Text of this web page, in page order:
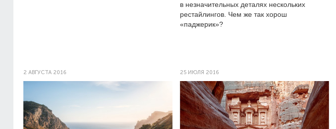
в незначительных деталях нескольких
рестайлингов. Чем же так хорош
«паджерик»?
2 АВГУСТА 2016 25 ИЮЛЯ 2016